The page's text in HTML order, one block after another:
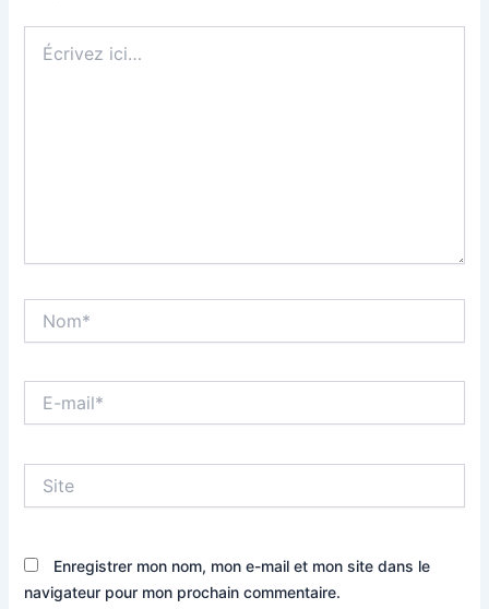
ici…
mail*
Enregistrer mon nom, mon e-mail et mon site dans le
navigateur pour mon prochain commentaire.